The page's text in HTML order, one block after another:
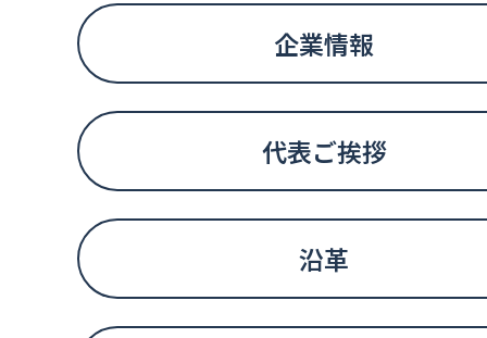
企業情報
代表ご挨拶
沿革